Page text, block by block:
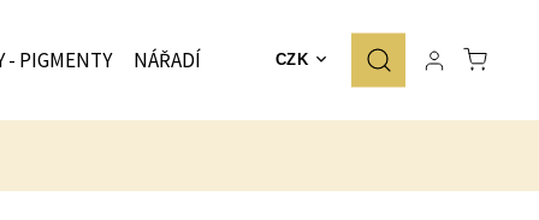
CZK
- PIGMENTY NÁŘADÍ ZNAČKY